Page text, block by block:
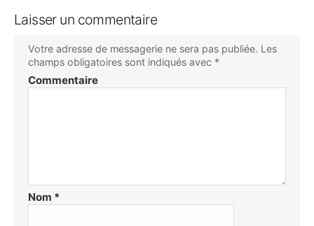
Laisser un commentaire
Votre adresse de messagerie ne sera pas publiée. Les
champs obligatoires sont indiqués avec *
Commentaire
Nom *